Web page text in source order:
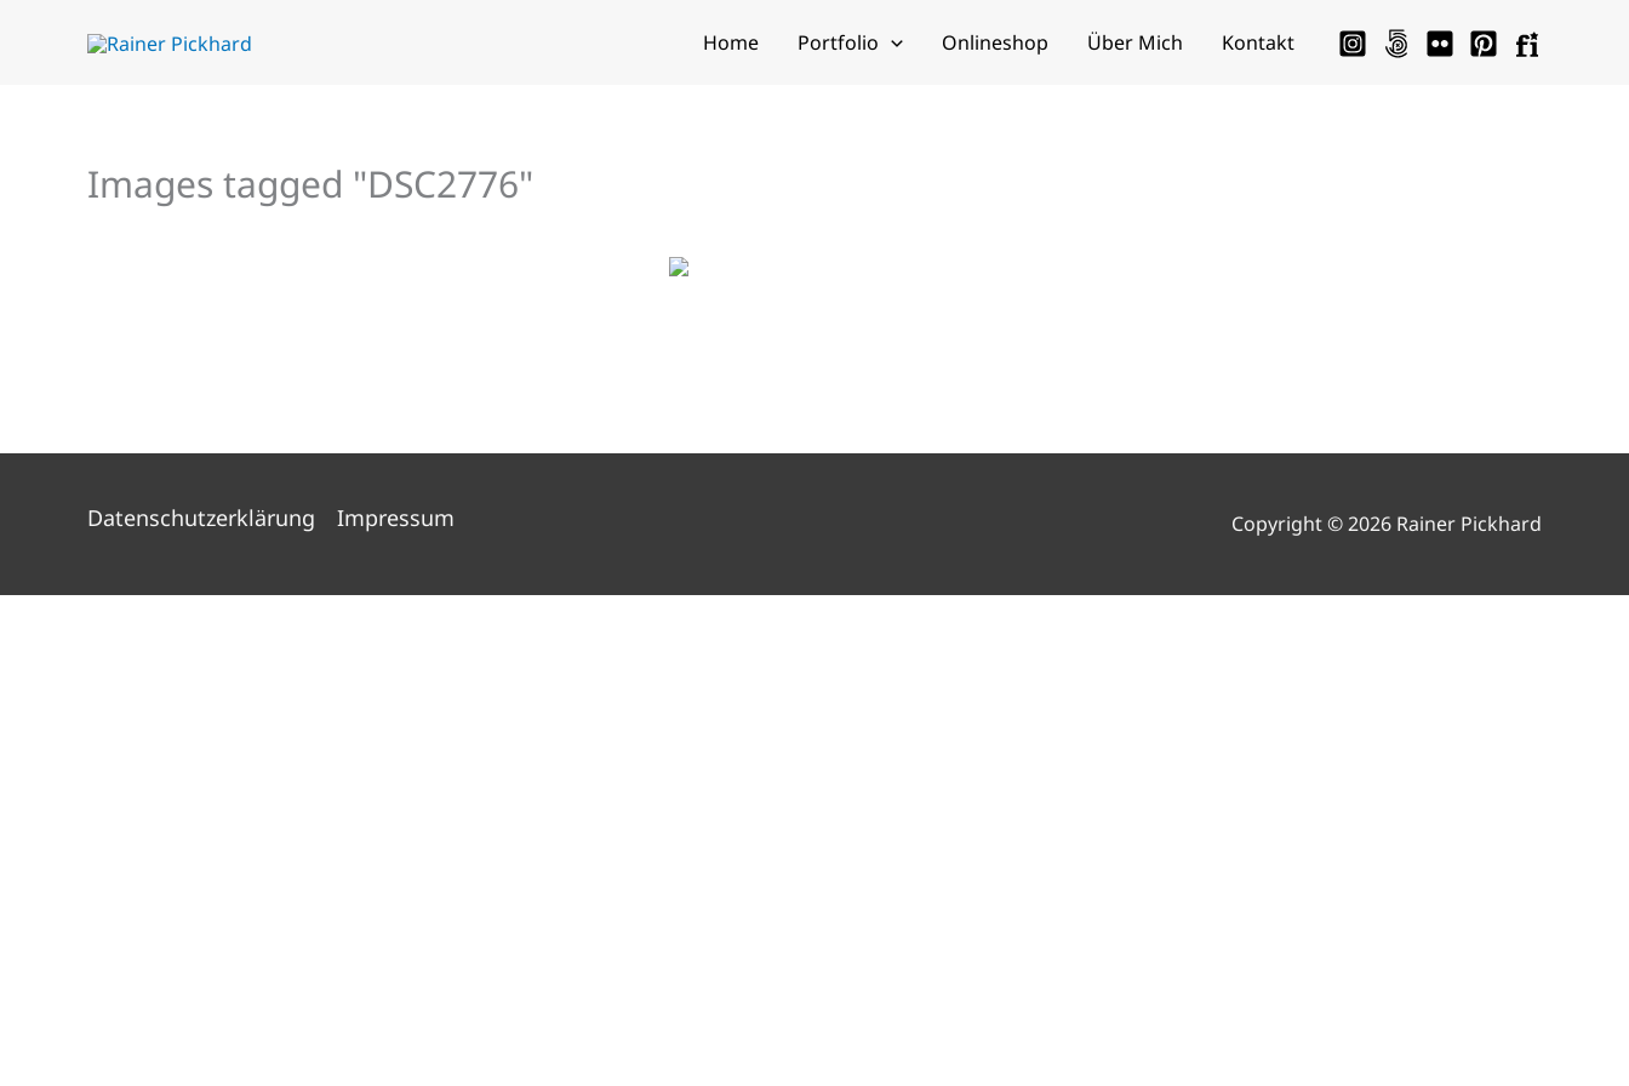
Home Portfolio Onlineshop Über Mich Kontakt
Images tagged "DSC2776"
Datenschutzerklärung Impressum Copyright © 2026 Rainer Pickhard